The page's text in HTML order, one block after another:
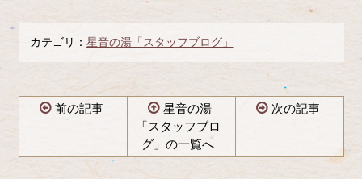
カテゴリ： 星音の湯「スタッフブログ」
前の記事
星音の湯
「スタッフブロ
グ」の一覧へ
次の記事